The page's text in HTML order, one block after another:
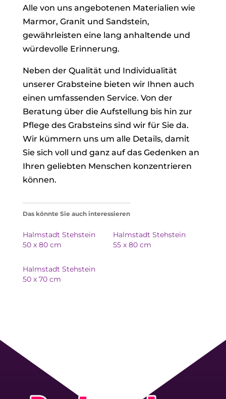
Alle von uns angebotenen Materialien wie
Marmor, Granit und Sandstein,
gewährleisten eine lang anhaltende und
würdevolle Erinnerung.
Neben der Qualität und Individualität
unserer Grabsteine bieten wir Ihnen auch
einen umfassenden Service. Von der
Beratung über die Aufstellung bis hin zur
Pflege des Grabsteins sind wir für Sie da.
Wir kümmern uns um alle Details, damit
Sie sich voll und ganz auf das Gedenken an
Ihren geliebten Menschen konzentrieren
können.
Das könnte Sie auch interessieren
Halmstadt Stehstein
50 x 80 cm
Halmstadt Stehstein
55 x 80 cm
Halmstadt Stehstein
50 x 70 cm